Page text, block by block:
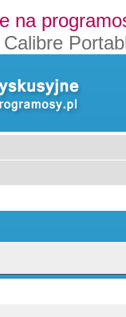
na
Calibre